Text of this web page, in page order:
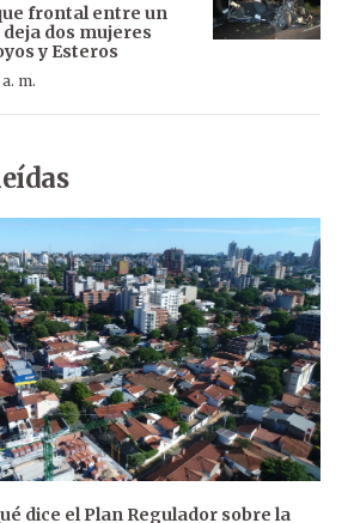
frontal entre un
dos mujeres
y Esteros
m.
dice el Plan Regulador sobre la